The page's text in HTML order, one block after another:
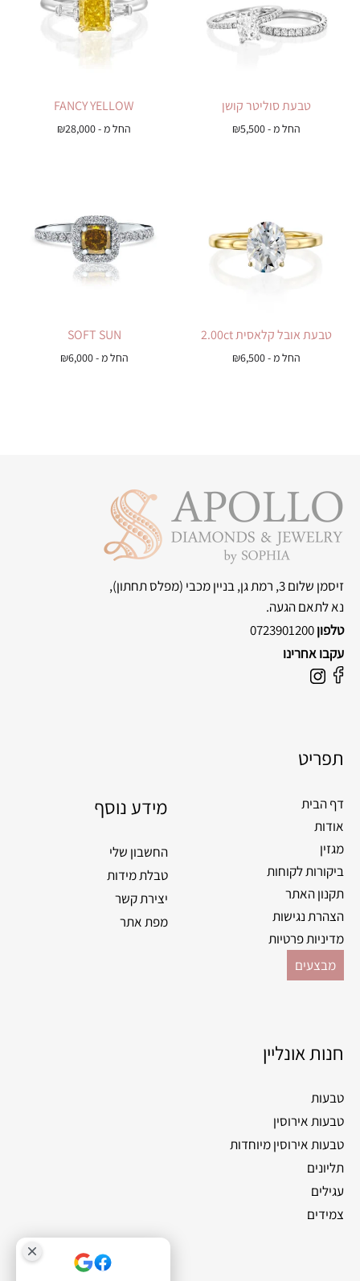
טבעת סוליטר קושן
החל מ - ₪5,500
FANCY YELLOW
החל מ - ₪28,000
טבעת אובל קלאסית 2.00ct
החל מ - ₪6,500
SOFT SUN
החל מ - ₪6,000
זיסמן שלום 3, רמת גן, בניין מכבי
(מפלס תחתון),
נא לתאם הגעה.
טלפון0723901200
עקבו אחרינו
F
b
o
k
I
a
r
a
m
תפריט
דף הבית
אודות
מגזין
ביקורות לקוחות
תקנון האתר
הצהרת נגישות
מדיניות פרטיות
מבצעים
מידע נוסף
החשבון שלי
טבלת מידות
יצירת קשר
מפת אתר
חנות אונליין
טבעות
טבעות אירוסין
טבעות אירוסין מיוחדות
תליונים
עגילים
צמידים